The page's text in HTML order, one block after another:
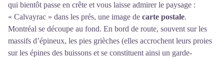
qui bientôt passe en crête et vous laisse admirer le paysage :
« Calvayrac » dans les prés, une image de carte postale.
Montréal se découpe au fond. En bord de route, souvent sur les
massifs d’épineux, les pies grièches (elles accrochent leurs proies
sur les épines des buissons et se constituent ainsi un garde-